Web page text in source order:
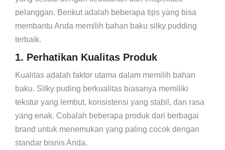
pelanggan. Berikut adalah beberapa tips yang bisa
membantu Anda memilih bahan baku silky pudding
terbaik.
1. Perhatikan Kualitas Produk
Kualitas adalah faktor utama dalam memilih bahan
baku. Silky puding berkualitas biasanya memiliki
tekstur yang lembut, konsistensi yang stabil, dan rasa
yang enak. Cobalah beberapa produk dari berbagai
brand untuk menemukan yang paling cocok dengan
standar bisnis Anda.